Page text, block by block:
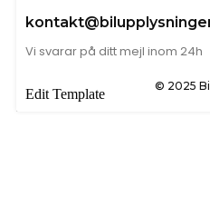
Vi svarar på ditt mejl inom 24h
© 2025
Edit Template